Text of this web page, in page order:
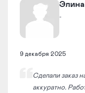
-
9 декабря 2025
Сделали заказ
аккуратно.